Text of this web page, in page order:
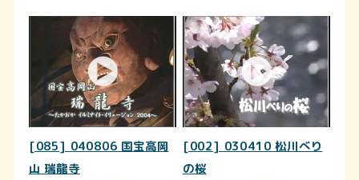
[085] 040806 国宝高岡
山 瑞龍寺
[002] 030410 松川べり
の桜